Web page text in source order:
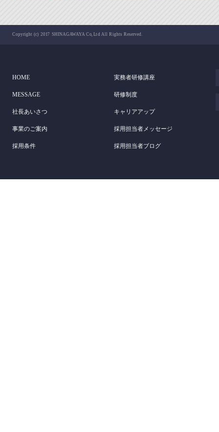
Copyright (c) 2017 SHINAGAWAYA Co,Ltd All Rights Reserved.
HOME
MESSAGE
社長あいさつ
事業のご案内
採用条件
実務者研修講座
研修制度
キャリアアップ
採用担当者メッセージ
採用担当者ブログ